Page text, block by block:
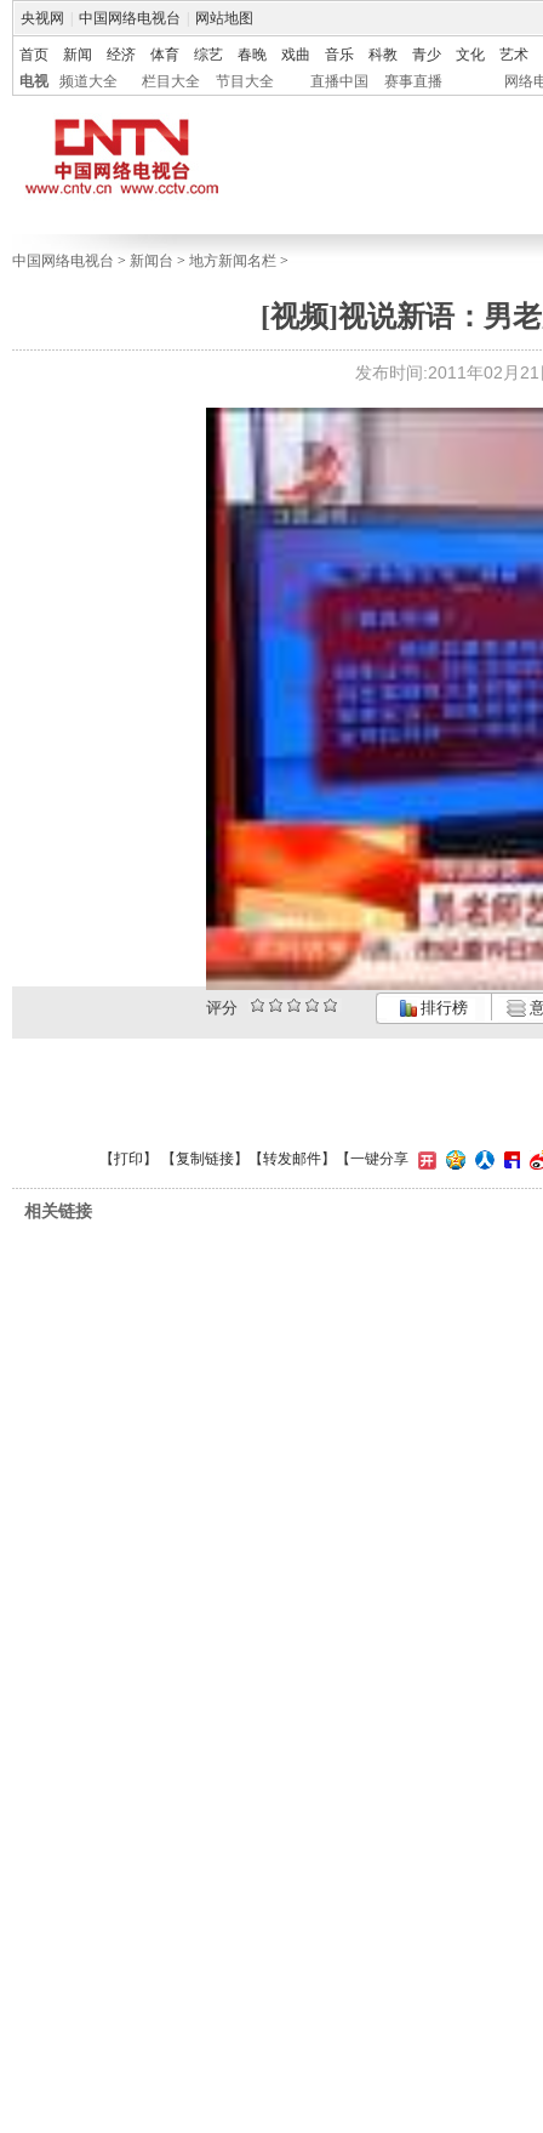
央视网 中国网络电视台 网站地图
首页 新闻 经济 体育 综艺 春晚 戏曲 音乐 科教 青少 文化
艺术
电视
频道大全 栏目大全 节目大全 直播中国 赛事直播 网络
中国网络电视台 > 新闻台 > 地方新闻名栏 >
[视频]视说新语：男
发布时间:2011年02月
评分 排行榜
【打印 】 【复制链接】【转发邮件】 【一键分享
相关链接